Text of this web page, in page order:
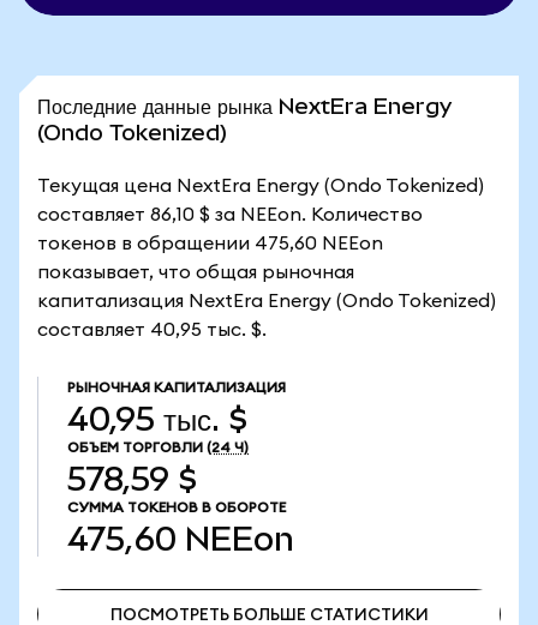
Последние данные рынка NextEra Energy
(Ondo Tokenized)
Текущая цена NextEra Energy (Ondo Tokenized)
составляет 86,10 $ за NEEon. Количество
токенов в обращении 475,60 NEEon
показывает, что общая рыночная
капитализация NextEra Energy (Ondo Tokenized)
составляет 40,95 тыс. $.
РЫНОЧНАЯ КАПИТАЛИЗАЦИЯ
40,95 тыс. $
ОБЪЕМ ТОРГОВЛИ (24 Ч)
578,59 $
СУММА ТОКЕНОВ В ОБОРОТЕ
475,60 NEEon
ПОСМОТРЕТЬ БОЛЬШЕ СТАТИСТИКИ